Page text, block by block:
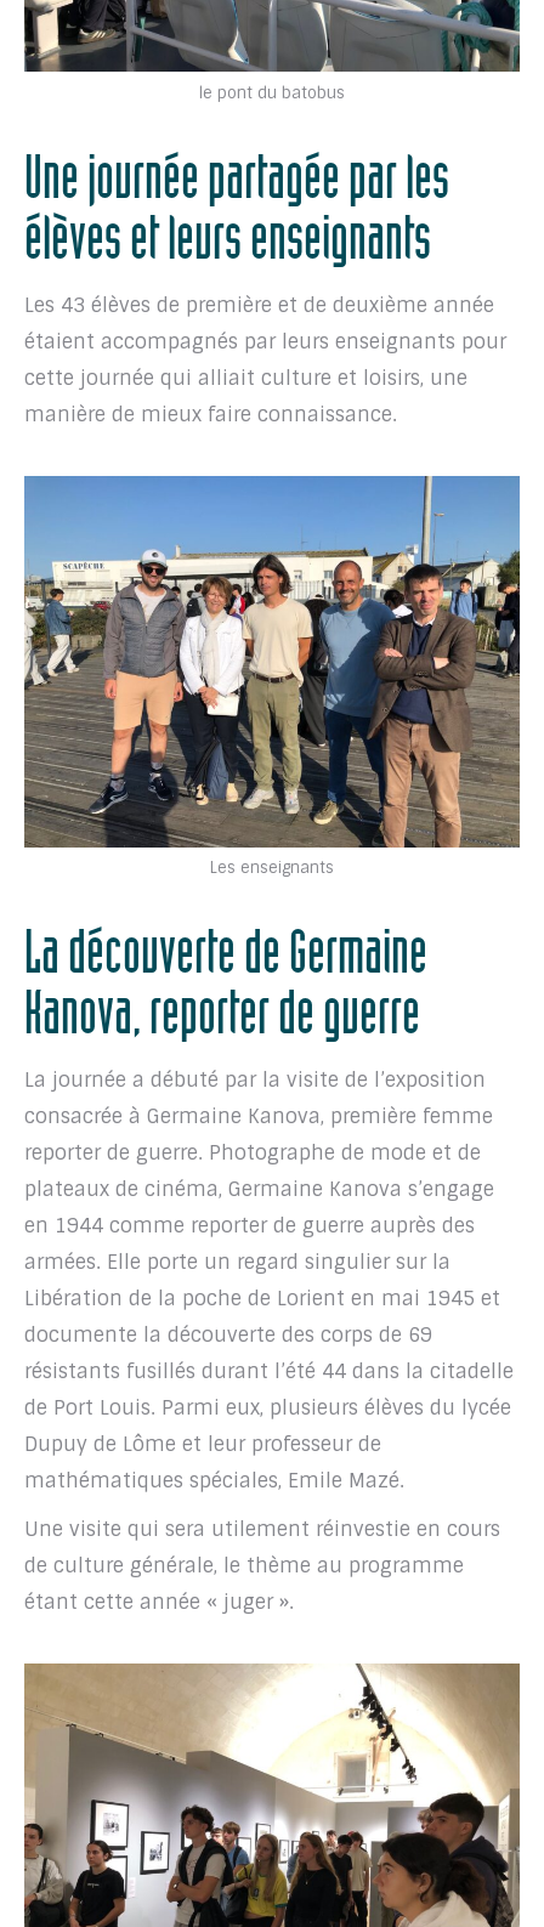
le pont du batobus
Une journée partagée par les
élèves et leurs enseignants
Les 43 élèves de première et de deuxième année
étaient accompagnés par leurs enseignants pour
cette journée qui alliait culture et loisirs, une
manière de mieux faire connaissance.
Les enseignants
La découverte de Germaine
Kanova, reporter de guerre
La journée a débuté par la visite de l’exposition
consacrée à Germaine Kanova, première femme
reporter de guerre. Photographe de mode et de
plateaux de cinéma, Germaine Kanova s’engage
en 1944 comme reporter de guerre auprès des
armées. Elle porte un regard singulier sur la
Libération de la poche de Lorient en mai 1945 et
documente la découverte des corps de 69
résistants fusillés durant l’été 44 dans la citadelle
de Port Louis. Parmi eux, plusieurs élèves du lycée
Dupuy de Lôme et leur professeur de
mathématiques spéciales, Emile Mazé.
Une visite qui sera utilement réinvestie en cours
de culture générale, le thème au programme
étant cette année « juger ».